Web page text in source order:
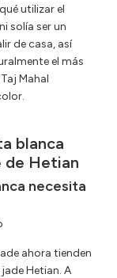
utilizar el
solía ser un
de casa, así
el más
Mahal
blanca
de Hetian
necesita
ahora tienden
Hetian. A